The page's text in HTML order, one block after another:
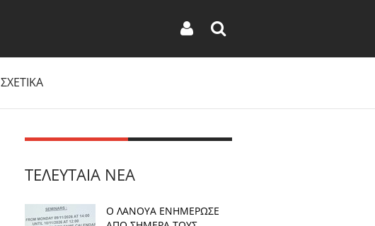
ΣΧΕΤΙΚΑ
ΤΕΛΕΥΤΑΊΑ ΝΈΑ
Ο ΛΑΝΟΥΑ ΕΝΗΜΕΡΩΣΕ